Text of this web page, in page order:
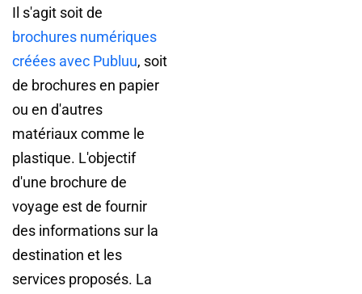
Il s'agit soit de
brochures numériques
créées avec Publuu, soit
de brochures en papier
ou en d'autres
matériaux comme le
plastique. L'objectif
d'une brochure de
voyage est de fournir
des informations sur la
destination et les
services proposés. La